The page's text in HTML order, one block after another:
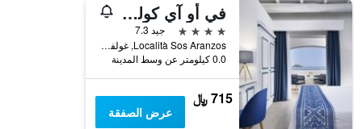
في أو آي كولونا فيليدج
4 نجوم
جيد 7.3
Località Sos Aranzos, غولفو ارانس, سردينيا, إيطاليا
0.0 كيلومتر عن وسط المدينة
715 ﷼
عرض الصفقة